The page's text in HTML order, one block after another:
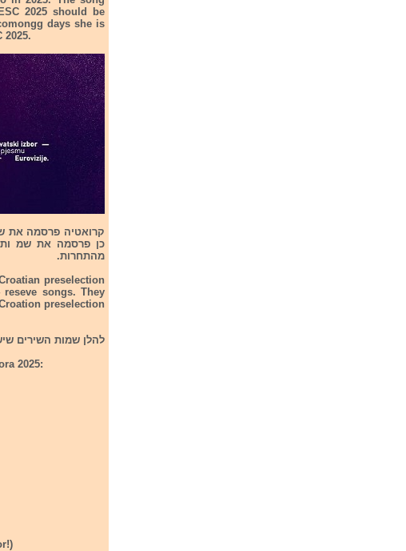
2025 should be
days she is
2025.
מהתחרות.
preselection
songs. They
preselection
להלן שמות השירים
2025: